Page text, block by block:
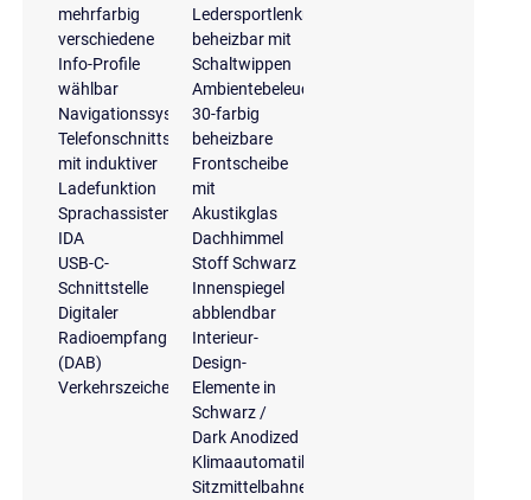
mehrfarbig
verschiedene
Info-Profile
wählbar
Navigationssystem
Telefonschnittstelle
mit induktiver
Ladefunktion
Sprachassistent
IDA
USB-C-
Schnittstelle
Digitaler
Radioempfang
(DAB)
Verkehrszeichenerkennung
Ledersportlenkrad,
beheizbar mit
Schaltwippen
Ambientebeleuchtung
30-farbig
beheizbare
Frontscheibe
mit
Akustikglas
Dachhimmel
Stoff Schwarz
Innenspiegel
abblendbar
Interieur-
Design-
Elemente in
Schwarz /
Dark Anodized
Klimaautomatik
Sitzmittelbahnen